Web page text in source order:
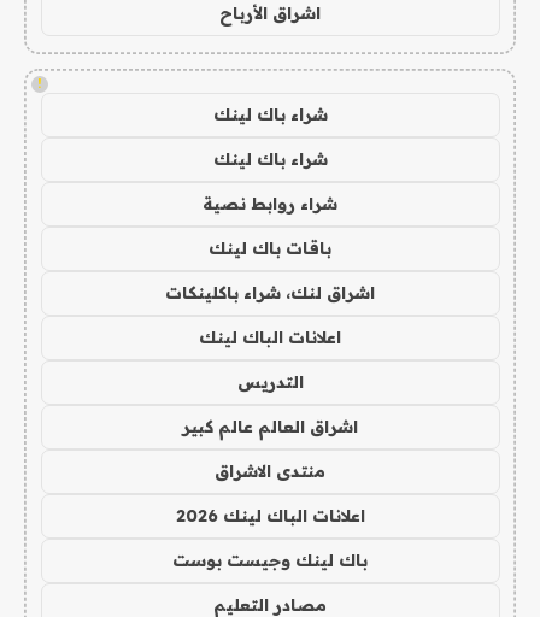
اشراق الأرباح
!
شراء باك لينك
شراء باك لينك
شراء روابط نصية
باقات باك لينك
اشراق لنك، شراء باكلينكات
اعلانات الباك لينك
التدريس
اشراق العالم عالم كبير
منتدى الاشراق
اعلانات الباك لينك 2026
باك لينك وجيست بوست
مصادر التعليم